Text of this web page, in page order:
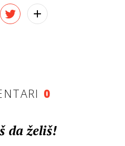
0
da želiš!